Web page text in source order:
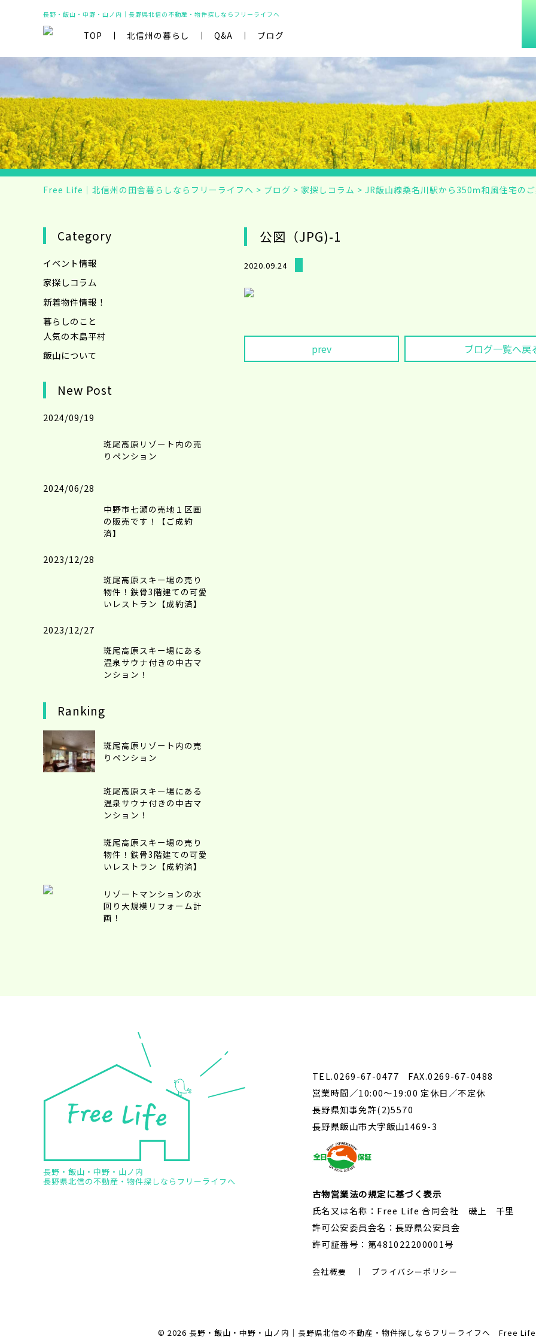
長野・飯山・中野・山ノ内｜長野県北信の不動産・物件探しならフリーライフへ
TOP 北信州の暮らし Q&A ブログ
Free Life｜北信州の田舎暮らしならフリーライフへ > ブログ > 家探しコラム > JR飯山線桑名川駅から350ｍ和風住宅の
公図（JPG)-1
2020.09.24
prev ブログ一覧へ戻
Category
イベント情報
家探しコラム
新着物件情報！
暮らしのこと
人気の木島平村
飯山について
New Post
2024/09/19
斑尾高原リゾート内の売
りペンション
2024/06/28
中野市七瀬の売地１区画
の販売です！【ご成約
済】
2023/12/28
斑尾高原スキー場の売り
物件！鉄骨3階建ての可愛
いレストラン【成約済】
2023/12/27
斑尾高原スキー場にある
温泉サウナ付きの中古マ
ンション！
Ranking
斑尾高原リゾート内の売
りペンション
斑尾高原スキー場にある
温泉サウナ付きの中古マ
ンション！
斑尾高原スキー場の売り
物件！鉄骨3階建ての可愛
いレストラン【成約済】
リゾートマンションの水
回り大規模リフォーム計
画！
長野・飯山・中野・山ノ内
長野県北信の不動産・物件探しならフリーライフへ
TEL.0269-67-0477 FAX.0269-67-0488
営業時間／10:00～19:00 定休日／不定休
長野県知事免許(2)5570
長野県飯山市大字飯山1469-3
古物営業法の規定に基づく表示
氏名又は名称：Free Life 合同会社 磯上 千里
許可公安委員会名：長野県公安員会
許可証番号：第481022200001号
会社概要 プライバシーポリシー
© 2026 長野・飯山・中野・山ノ内｜長野県北信の不動産・物件探しならフリーライフへ Free